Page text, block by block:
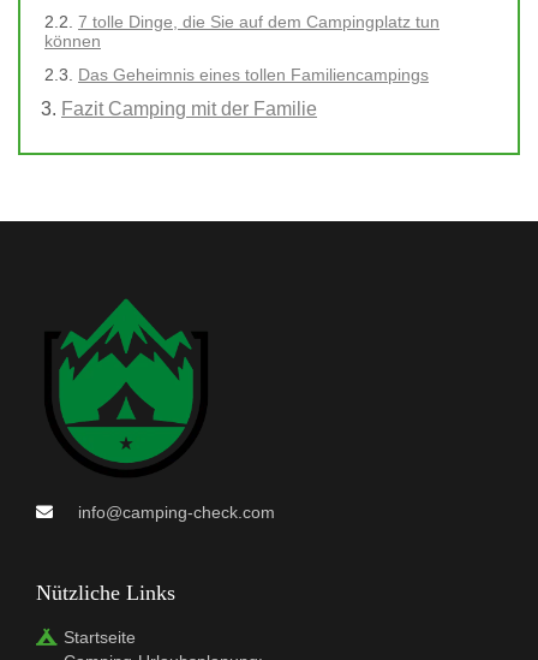
7 tolle Dinge, die Sie auf dem Campingplatz tun
können
Das Geheimnis eines tollen Familiencampings
Fazit Camping mit der Familie
info@camping-check.com
Nützliche Links
Startseite